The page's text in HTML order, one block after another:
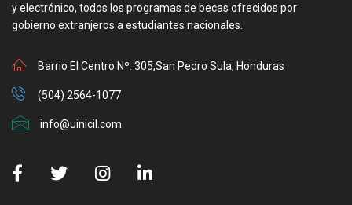
y electrónico, todos los programas de becas ofrecidos por
gobierno extranjeros a estudiantes nacionales.
Barrio El Centro Nº. 305,San Pedro Sula, Honduras
(504) 2564-1077
info@uinicil.com